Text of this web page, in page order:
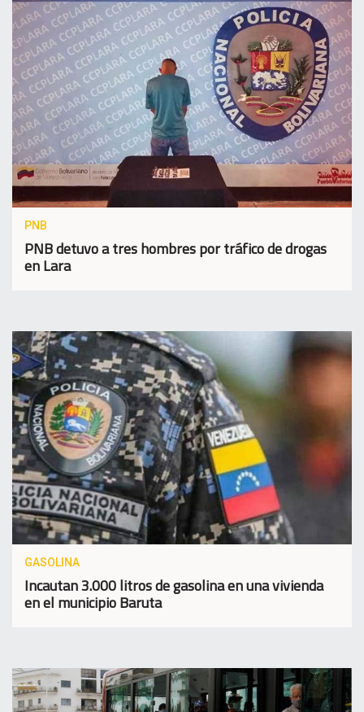
PNB
PNB detuvo a tres hombres por tráfico de drogas
en Lara
GASOLINA
Incautan 3.000 litros de gasolina en una vivienda
en el municipio Baruta